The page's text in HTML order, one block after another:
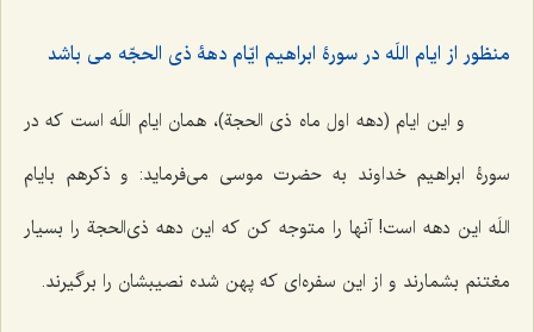
منظور از ایام اللَه در سورۀ ابراهیم ایّام دهۀ ذی الحجّه می باشد
و این ایام (دهه اول ماه ذی الحجة)، همان ایام اللَه است که در
سورۀ ابراهیم خداوند به حضرت موسی می‌فرماید: و ذکرهم بایام
اللَه این دهه است! آنها را متوجه کن که این دهه ذی‌الحجة را بسیار
مغتنم بشمارند و از این سفره‌ای که پهن شده نصیبشان را برگیرند.